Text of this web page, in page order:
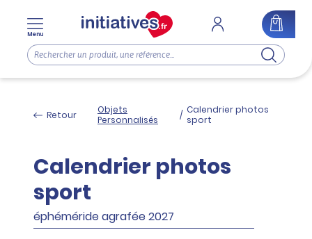
Menu
Retour
Objets
Personnalisés
/ Calendrier photos
sport
Calendrier photos
sport
éphéméride agrafée 2027